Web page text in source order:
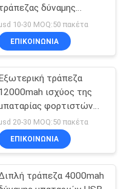
δύναμης
για τον
ταμπλετών
10-30 MOQ:50 πακέτα
ΕΠΙΚΟΙΝΩΝΊΑ
τράπεζα
ισχύος της
φορτιστών
για το τηλέφωνο
20-30 MOQ:50 πακέτα
ΕΠΙΚΟΙΝΩΝΊΑ
τράπεζα 4000mah